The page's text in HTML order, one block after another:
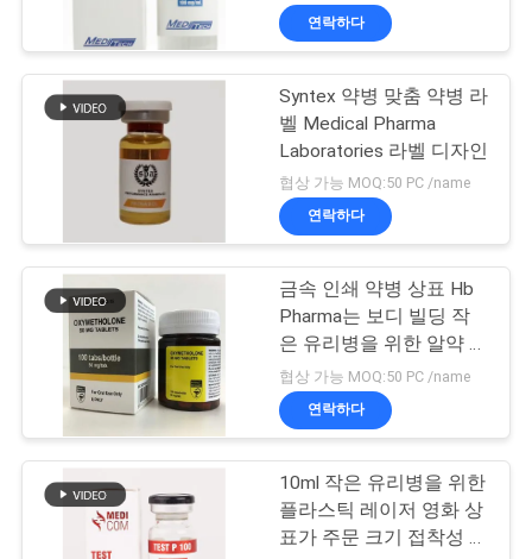
여
관
락
상표
주문 작은 유리병 상
표
111
10ml 작은 유리병 상
자
45
연락하다
Syntex 약병 맞춤 약병 라
벨 Medical Pharma
Laboratories 라벨 디자인
협상 가능 MOQ:50 PC /name
연락하다
금속 인쇄 약병 상표 Hb
Pharma는 보디 빌딩 작
은 유리병을 위한 알약 상
표를 벗깁니다
협상 가능 MOQ:50 PC /name
연락하다
10ml 작은 유리병을 위한
플라스틱 레이저 영화 상
표가 주문 크기 접착성 스